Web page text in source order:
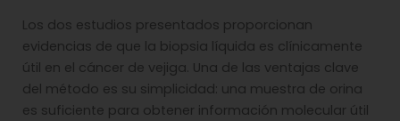
Los dos estudios presentados proporcionan
evidencias de que la biopsia líquida es clínicamente
útil en el cáncer de vejiga. Una de las ventajas clave
del método es su simplicidad: una muestra de orina
es suficiente para obtener información molecular útil